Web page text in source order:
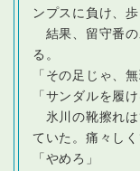
ンプスに負け、
結果、留守番の
る。
「その足じゃ、無
「サンダルを履
氷川の靴擦れは
ていた。痛々しく
「やめろ」